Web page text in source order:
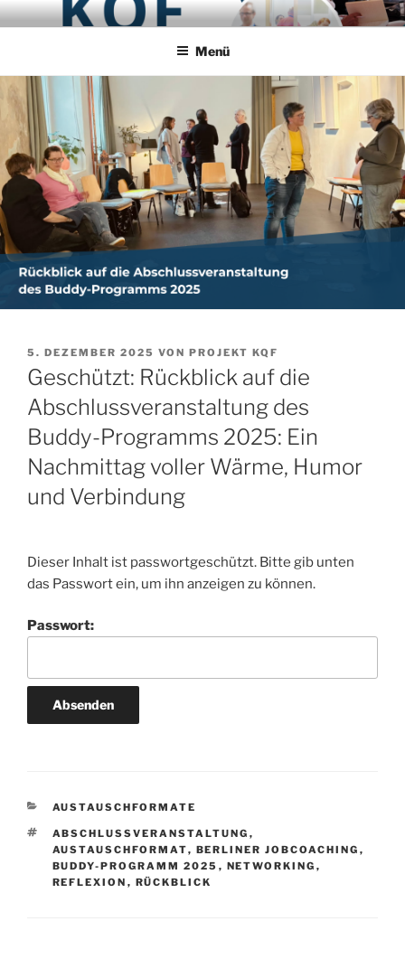
Zum
InhaltPROJEKT KQF
Koordinierungsstelle Qualifizierung und Fachaustausch
Menü
VERÖFFENTLICHT
AM
5. DEZEMBER 2025 VON PROJEKT KQF
Geschützt: Rückblick auf die
Abschlussveranstaltung des
Buddy-Programms 2025: Ein
Nachmittag voller Wärme, Humor
und Verbindung
Dieser Inhalt ist passwortgeschützt. Bitte gib unten
das Passwort ein, um ihn anzeigen zu können.
Passwort:
KATEGORIEN
AUSTAUSCHFORMATE
SCHLAGWÖRTER
ABSCHLUSSVERANSTALTUNG ,
AUSTAUSCHFORMAT, BERLINER JOBCOACHING ,
BUDDY-PROGRAMM 2025 , NETWORKING ,
REFLEXION , RÜCKBLICK